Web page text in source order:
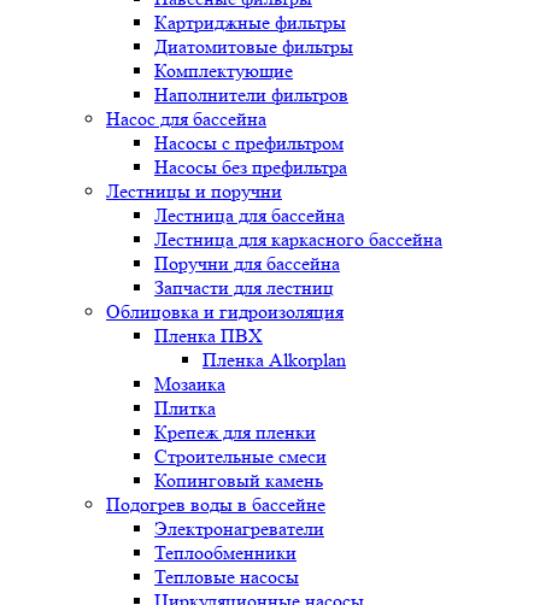
Картриджные фильтры
Диатомитовые фильтры
Комплектующие
Наполнители фильтров
Насос для бассейна
Насосы с префильтром
Насосы без префильтра
Лестницы и поручни
Лестница для бассейна
Лестница для каркасного бассейна
Поручни для бассейна
Запчасти для лестниц
Облицовка и гидроизоляция
Пленка ПВХ
Пленка Alkorplan
Мозаика
Плитка
Крепеж для пленки
Строительные смеси
Копинговый камень
Подогрев воды в бассейне
Электронагреватели
Теплообменники
Тепловые насосы